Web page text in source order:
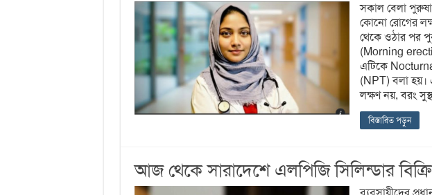
সকাল বেলা
কোনো রোগের
থেকে ওঠার পর
(Morning
এটিকে
(NPT) বলা হয়।
লক্ষণ নয়, বরং
বিস্তারিত পড়ুন
আজ থেকে সারাদেশে এলপিজি সিলিন্ডার